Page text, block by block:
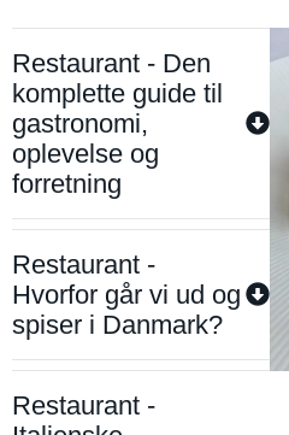
Restaurant - Den
komplette guide til
gastronomi,
oplevelse og
forretning
Restaurant -
Hvorfor går vi ud og
spiser i Danmark?
Restaurant -